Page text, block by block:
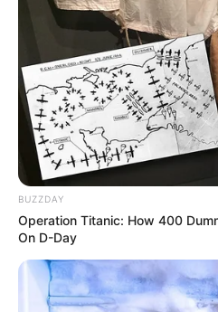
Biodata & Profil
BUZZDAY
Operation Titanic: How 400
On D-Day